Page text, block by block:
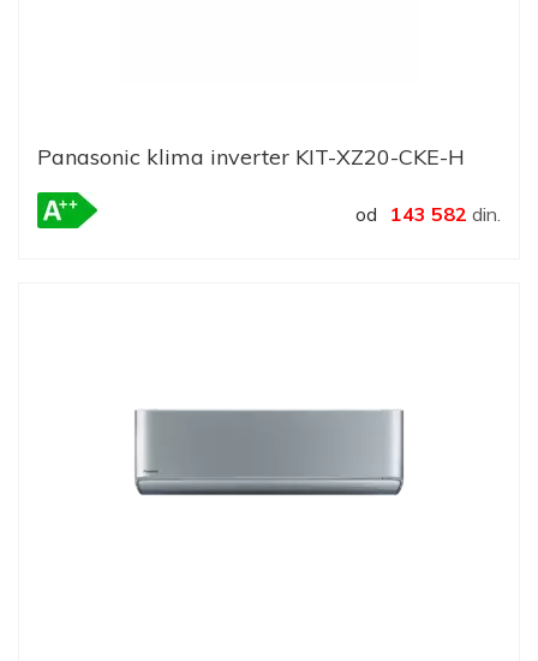
Panasonic klima inverter KIT-XZ20-CKE-H
od 143 582 din.